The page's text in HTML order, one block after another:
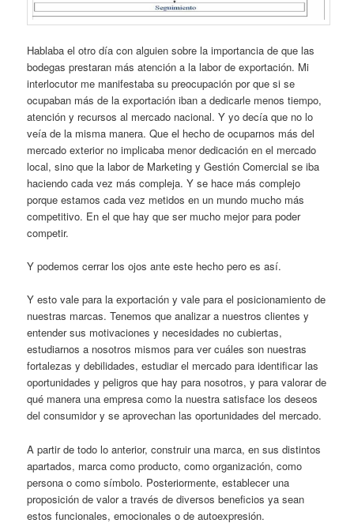
Hablaba el otro día con alguien sobre la importancia de que las
bodegas prestaran más atención a la labor de exportación. Mi
interlocutor me manifestaba su preocupación por que si se
ocupaban más de la exportación iban a dedicarle menos tiempo,
atención y recursos al mercado nacional. Y yo decía que no lo
veía de la misma manera. Que el hecho de ocuparnos más del
mercado exterior no implicaba menor dedicación en el mercado
local, sino que la labor de Marketing y Gestión Comercial se iba
haciendo cada vez más compleja. Y se hace más complejo
porque estamos cada vez metidos en un mundo mucho más
competitivo. En el que hay que ser mucho mejor para poder
competir.
Y podemos cerrar los ojos ante este hecho pero es así.
Y esto vale para la exportación y vale para el posicionamiento de
nuestras marcas. Tenemos que analizar a nuestros clientes y
entender sus motivaciones y necesidades no cubiertas,
estudiarnos a nosotros mismos para ver cuáles son nuestras
fortalezas y debilidades, estudiar el mercado para identificar las
oportunidades y peligros que hay para nosotros, y para valorar de
qué manera una empresa como la nuestra satisface los deseos
del consumidor y se aprovechan las oportunidades del mercado.
A partir de todo lo anterior, construir una marca, en sus distintos
apartados, marca como producto, como organización, como
persona o como símbolo. Posteriormente, establecer una
proposición de valor a través de diversos beneficios ya sean
estos funcionales, emocionales o de autoexpresión.